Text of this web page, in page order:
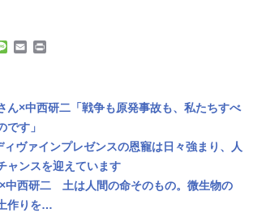
M
g
e
E
ん×中西研二「戦争も原発事故も、私たちすべ
です」
ヴァインプレゼンスの恩寵は日々強まり、人
ャンスを迎えています
中西研二 土は人間の命そのもの。微生物の
作りを…